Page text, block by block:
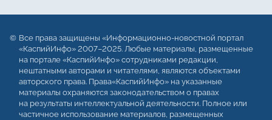
Все права защищены «Информационно-новостной портал
«КаспийИнфо» 2007–2025. Любые материалы, размещенные
на портале «КаспийИнфо» сотрудниками редакции,
нештатными авторами и читателями, являются объектами
авторского права. Права«КаспийИнфо» на указанные
материалы охраняются законодательством о правах
на результаты интеллектуальной деятельности. Полное или
частичное использование материалов, размещенных